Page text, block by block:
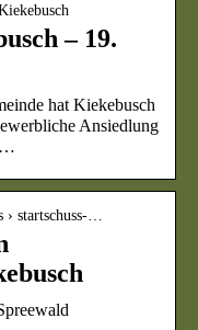
– 19.
hat Kiekebusch
Ansiedlung
…
startschuss-…